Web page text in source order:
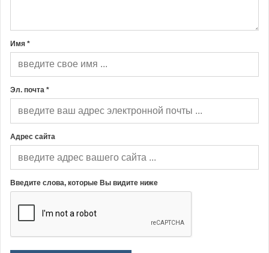
Имя *
Эл. почта *
Адрес сайта
Введите слова, которые Вы видите ниже